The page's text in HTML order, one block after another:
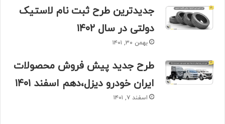
جدیدترین طرح ثبت نام لاستیک
دولتی در سال ۱۴۰۲
بهمن ۳۰, ۱۴۰۱
طرح جدید پیش فروش محصولات
ایران خودرو دیزل،دهم اسفند ۱۴۰۱
اسفند ۷, ۱۴۰۱